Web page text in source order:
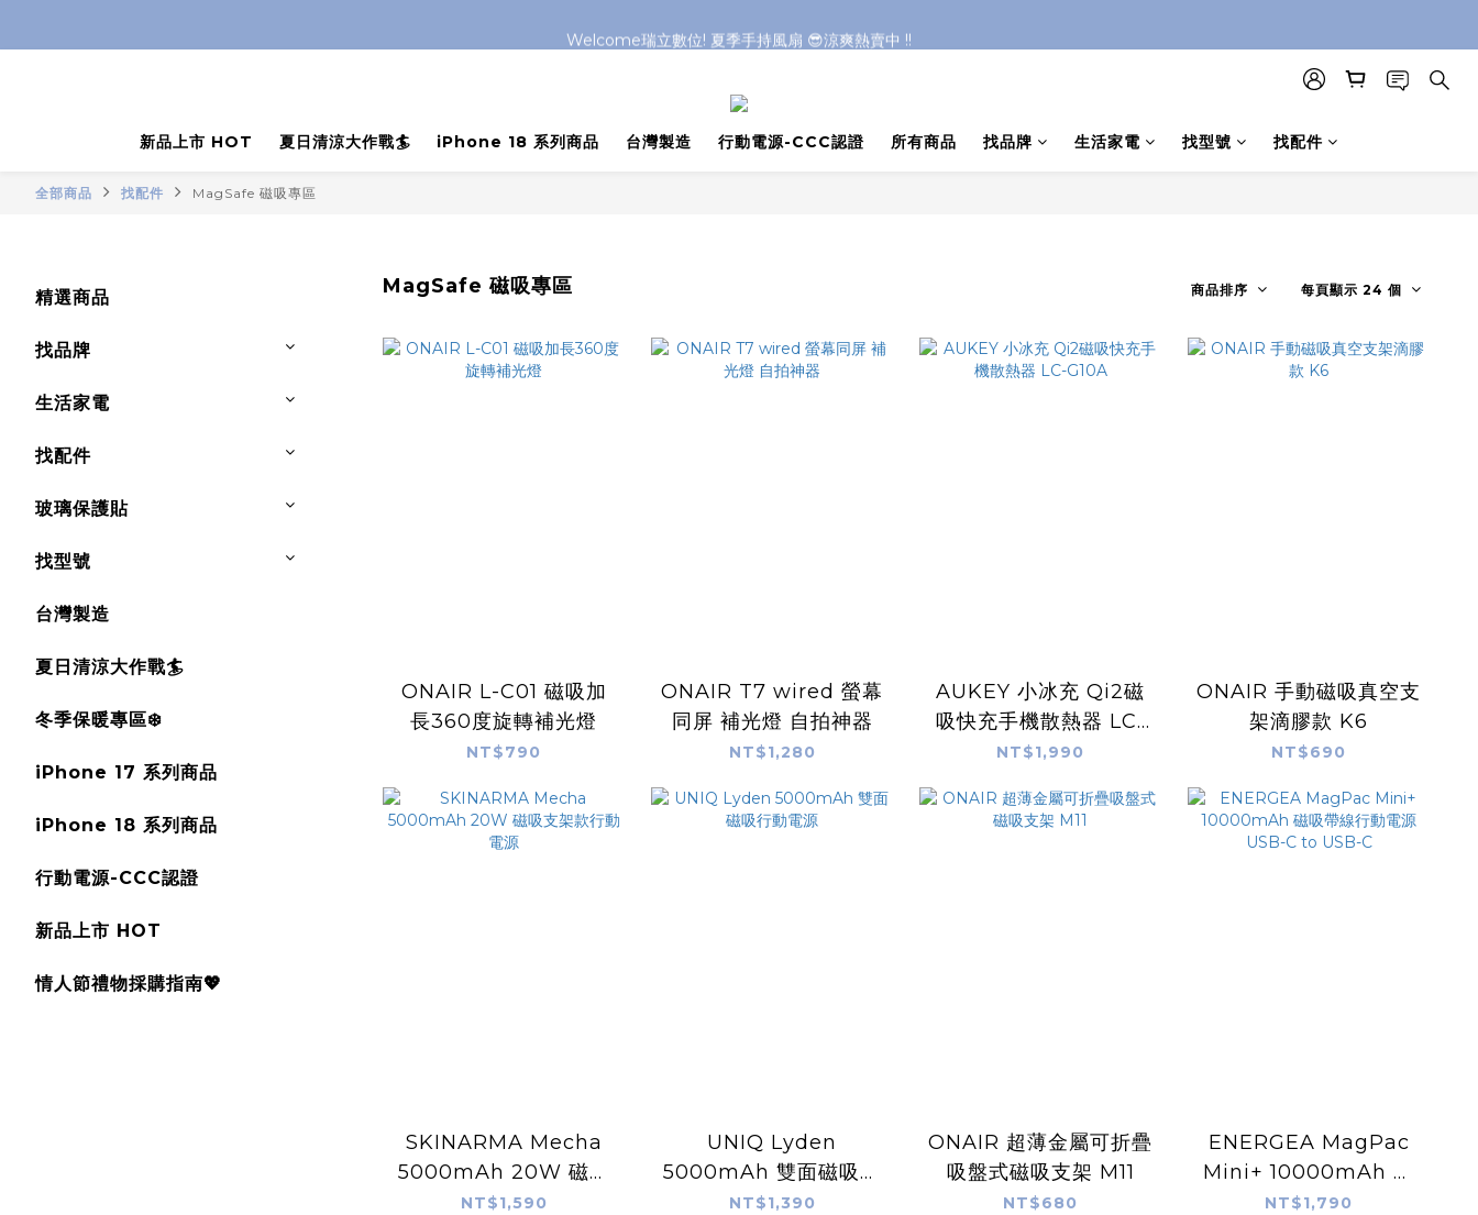
新品上市 HOT
夏日清涼大作戰🏄 iPhone 18 系列商品 台灣製造 行動電源-CCC認證 所有商品 找品牌 生活家電 找型號 找配件
全部商品 找配件 MagSafe 磁吸專區
精選商品
找品牌
生活家電
找配件
玻璃保護貼
找型號
台灣製造
夏日清涼大作戰🏄
冬季保暖專區❄️
iPhone 17 系列商品
iPhone 18 系列商品
行動電源-CCC認證
新品上市 HOT
情人節禮物採購指南💖
MagSafe 磁吸專區 商品排序 每頁顯示 24 個
ONAIR L-C01 磁吸加
長360度旋轉補光燈
NT$790
ONAIR T7 wired 螢幕
同屏 補光燈 自拍神器
NT$1,280
AUKEY 小冰充 Qi2磁
吸快充手機散熱器 LC-
G10A
NT$1,990
ONAIR 手動磁吸真空支
架滴膠款 K6
NT$690
SKINARMA Mecha
5000mAh 20W 磁吸
支架款行動電源
NT$1,590
UNIQ Lyden
5000mAh 雙面磁吸行
動電源
NT$1,390
ONAIR 超薄金屬可折疊
吸盤式磁吸支架 M11
NT$680
ENERGEA MagPac
Mini+ 10000mAh 磁
吸帶線行動電源 USB-C
NT$1,790